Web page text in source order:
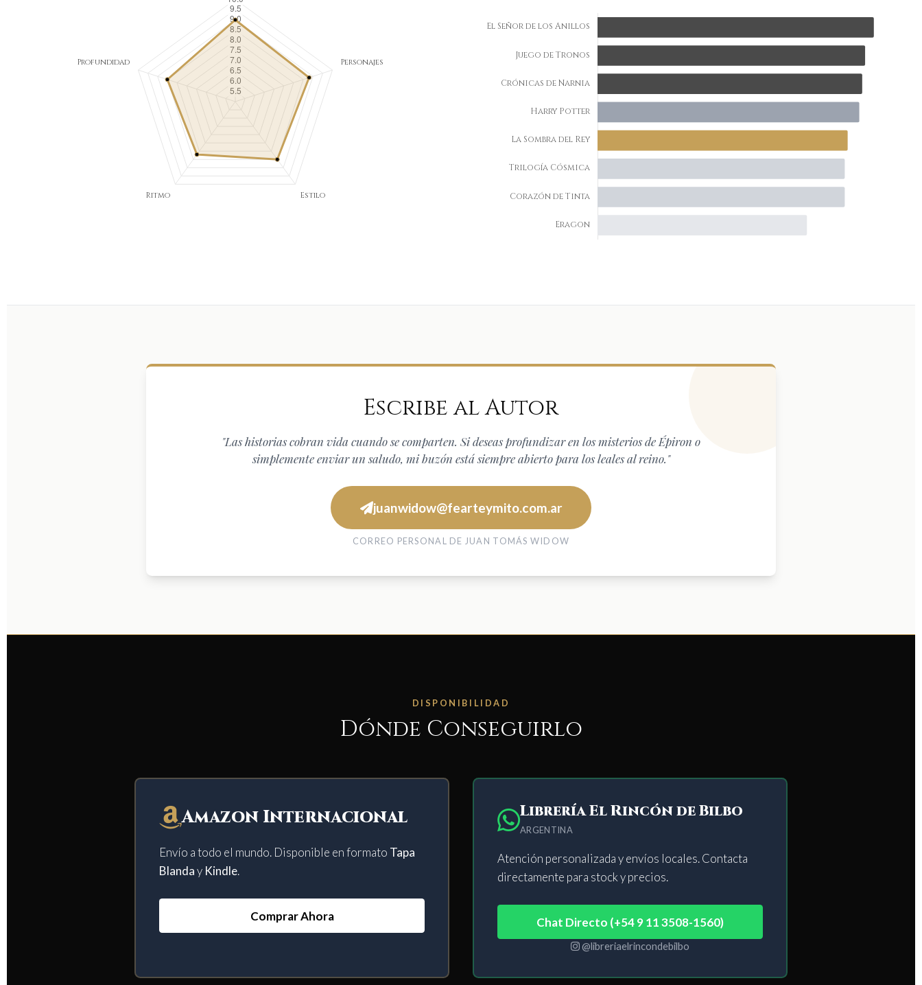
Escribe al Autor
"Las historias cobran vida cuando se comparten. Si deseas profundizar en los misterios de Épiron o
simplemente enviar un saludo, mi buzón está siempre abierto para los leales al reino."
juanwidow@fearteymito.com.ar
CORREO PERSONAL DE JUAN TOMÁS WIDOW
DISPONIBILIDAD
Dónde Conseguirlo
Amazon Internacional
Envío a todo el mundo. Disponible en formato Tapa
Blanday Kindle.
Comprar Ahora
Librería El Rincón de Bilbo
ARGENTINA
Atención personalizada y envíos locales. Contacta
directamente para stock y precios.
Chat Directo (+54 9 11 3508-1560)
@libreriaelrincondebilbo